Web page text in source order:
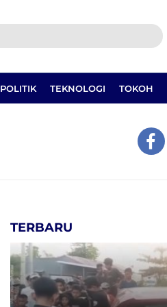
POLITIK TEKNOLOGI TOKOH
TERBARU